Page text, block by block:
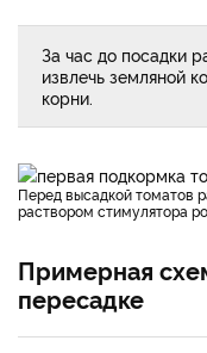
За час до посадки
извлечь земляной
корни.
Перед высадкой томатов рассаду рекомендуется опрыскать
раствором стимулятора
Примерная
пересадке